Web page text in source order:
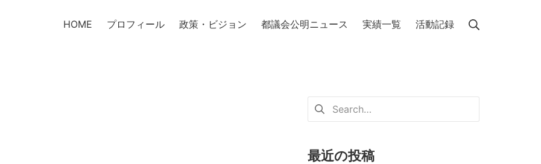
HOME プロフィール 政策・ビジョン 都議会公明ニュース 実績一覧 活動記録
最近の投稿